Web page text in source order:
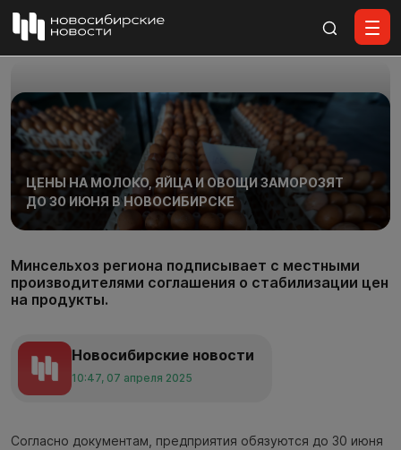
ЦЕНЫ НА МОЛОКО, ЯЙЦА И ОВОЩИ ЗАМОРОЗЯТ
ДО 30 ИЮНЯ В НОВОСИБИРСКЕ
Минсельхоз региона подписывает с местными
производителями соглашения о стабилизации цен
на продукты.
Новосибирские новости
10:47, 07 апреля 2025
Согласно документам, предприятия обязуются до 30 июня